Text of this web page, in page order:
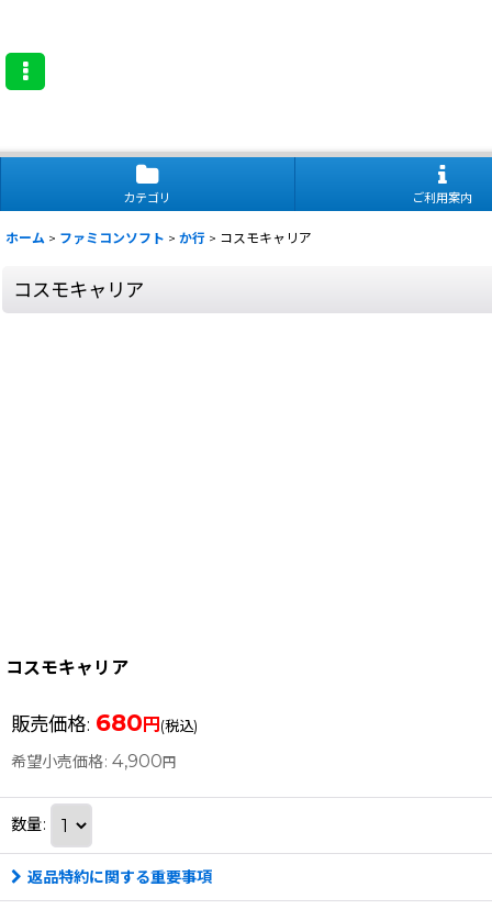
カテゴリ ご利用案内
ホーム > ファミコンソフト > か行 > コスモキャリア
コスモキャリア
コスモキャリア
販売価格: 680 円 (税込)
希望小売価格: 4,900 円
数量:
返品特約に関する重要事項